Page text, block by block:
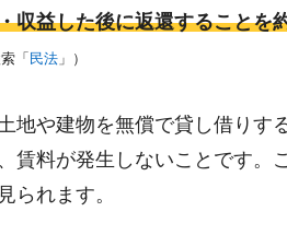
収益した後に返還することを
「 民法 」）
地や建物を無償で貸し借りす
賃料が発生しないことです。
られます。